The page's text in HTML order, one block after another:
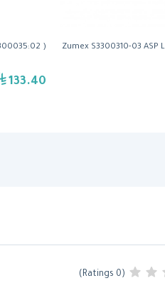
( S3300035:02)من زوميكس
133.40
Zumex S3300310-03 ASP
(0 Ratings)